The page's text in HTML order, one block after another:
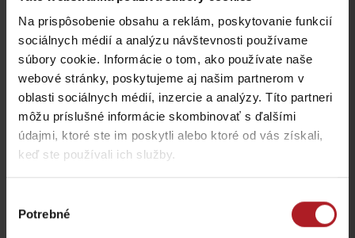
Na prispôsobenie obsahu a reklám, poskytovanie funkcií
sociálnych médií a analýzu návštevnosti používame
súbory cookie. Informácie o tom, ako používate naše
webové stránky, poskytujeme aj našim partnerom v
oblasti sociálnych médií, inzercie a analýzy. Títo partneri
môžu príslušné informácie skombinovať s ďalšími
údajmi, ktoré ste im poskytli alebo ktoré od vás získali,
keď ste používali ich služby.
súhlasu
Potrebné
všetky miesta kde jesť a piť
Aktivity a relax v blízkosti: